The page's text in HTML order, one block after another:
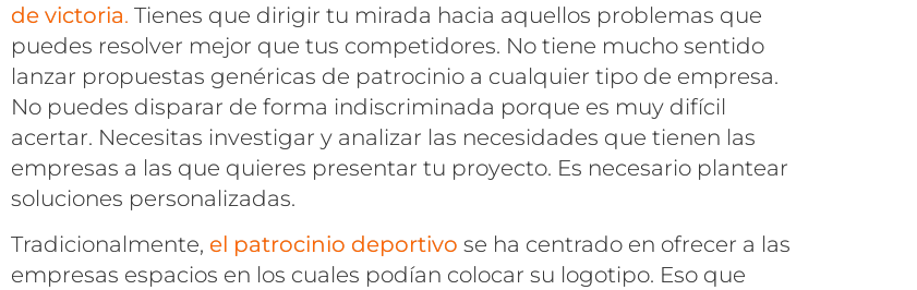
de victoria. Tienes que dirigir tu mirada hacia aquellos problemas que
puedes resolver mejor que tus competidores. No tiene mucho sentido
lanzar propuestas genéricas de patrocinio a cualquier tipo de empresa.
No puedes disparar de forma indiscriminada porque es muy difícil
acertar. Necesitas investigar y analizar las necesidades que tienen las
empresas a las que quieres presentar tu proyecto. Es necesario plantear
soluciones personalizadas.
Tradicionalmente, el patrocinio deportivo se ha centrado en ofrecer a las
empresas espacios en los cuales podían colocar su logotipo. Eso que